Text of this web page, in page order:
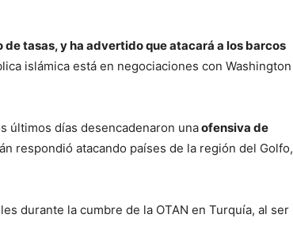
tasas, y ha advertido que atacará a los barcos
islámica está en negociaciones con Washington
últimos días desencadenaron unaofensiva de
respondió atacando países de la región del Golfo,
durante la cumbre de la OTAN en Turquía, al ser